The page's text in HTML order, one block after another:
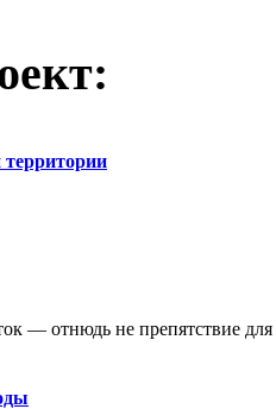
территории
— отнюдь не препятствие для